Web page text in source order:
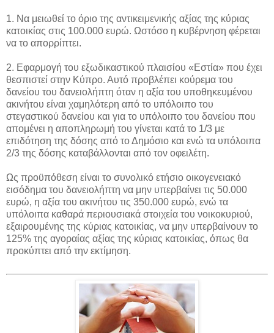
1. Να μειωθεί το όριο της αντικειμενικής αξίας της κύριας
κατοικίας στις 100.000 ευρώ. Ωστόσο η κυβέρνηση φέρεται
να το απορρίπτει.
2. Εφαρμογή του εξωδικαστικού πλαισίου «Εστία» που έχει
θεσπιστεί στην Κύπρο. Αυτό προβλέπει κούρεμα του
δανείου του δανειολήπτη όταν η αξία του υποθηκευμένου
ακινήτου είναι χαμηλότερη από το υπόλοιπο του
στεγαστικού δανείου και για το υπόλοιπο του δανείου που
απομένει η αποπληρωμή του γίνεται κατά το 1/3 με
επιδότηση της δόσης από το Δημόσιο και ενώ τα υπόλοιπα
2/3 της δόσης καταβάλλονται από τον οφειλέτη.
Ως προϋπόθεση είναι το συνολικό ετήσιο οικογενειακό
εισόδημα του δανειολήπτη να μην υπερβαίνει τις 50.000
ευρώ, η αξία του ακινήτου τις 350.000 ευρώ, ενώ τα
υπόλοιπα καθαρά περιουσιακά στοιχεία του νοικοκυριού,
εξαιρουμένης της κύριας κατοικίας, να μην υπερβαίνουν το
125% της αγοραίας αξίας της κύριας κατοικίας, όπως θα
προκύπτει από την εκτίμηση.